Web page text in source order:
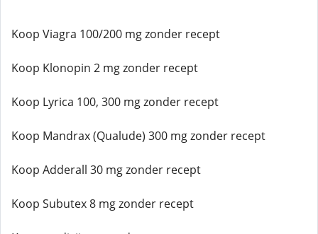
Koop Viagra 100/200 mg zonder recept
Koop Klonopin 2 mg zonder recept
Koop Lyrica 100, 300 mg zonder recept
Koop Mandrax (Qualude) 300 mg zonder recept
Koop Adderall 30 mg zonder recept
Koop Subutex 8 mg zonder recept